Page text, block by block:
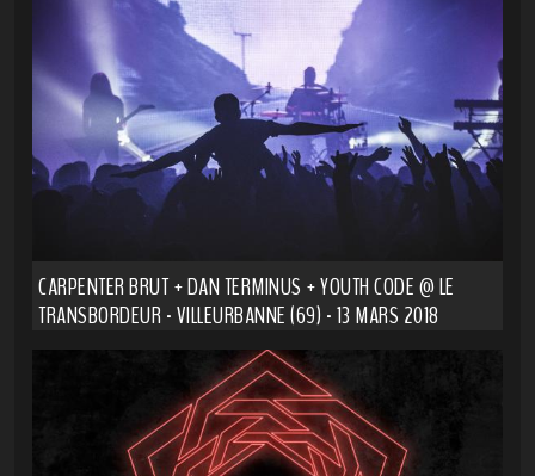
CARPENTER BRUT + DAN TERMINUS + YOUTH CODE @ LE
TRANSBORDEUR - VILLEURBANNE (69) - 13 MARS 2018